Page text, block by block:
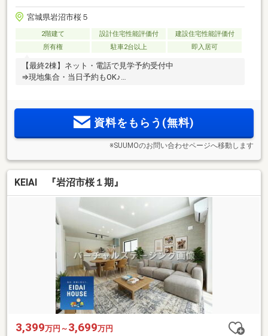
宮城県岩沼市桜５
2階建て 設計住宅性能評価付
建設住宅性能評価付
所有権
駐車2台以上 即入居可
【最終2棟】ネット・電話で見学予約受付中
⇒現地集合・当日予約もOK♪
資料をもらう(無料)
※SUUMOのお問い合わせページへ移動します
KEIAI 『岩沼市桜１期』
3,399万円～ 3,699万円